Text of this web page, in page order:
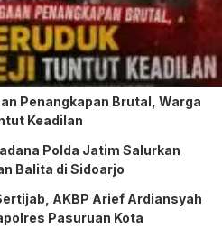
Penangkapan Brutal, Warga
Keadilan
Polda Jatim Salurkan
Balita di Sidoarjo
AKBP Arief Ardiansyah
Pasuruan Kota